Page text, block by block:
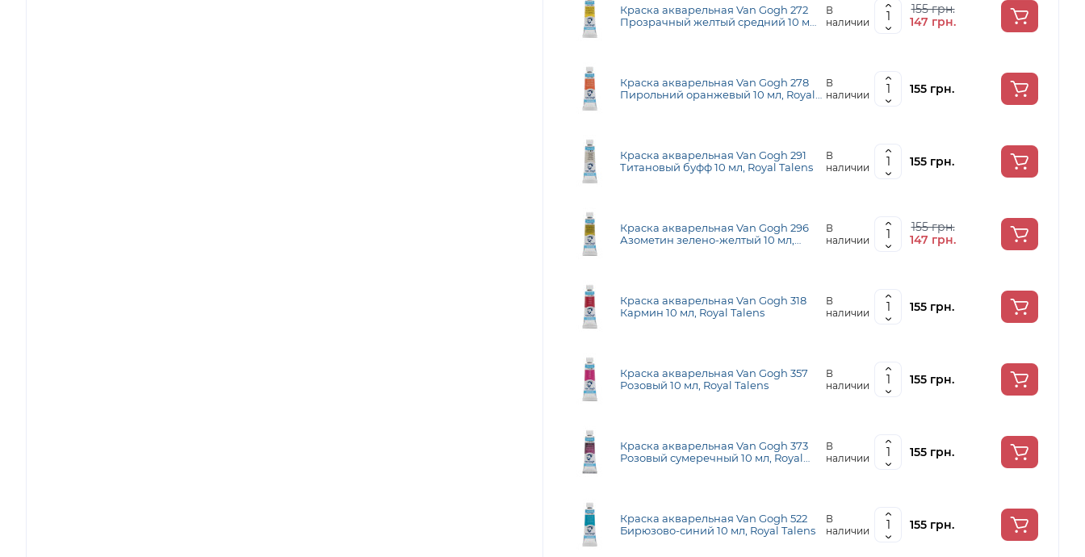
Краска акварельная Van Gogh 272
Прозрачный желтый средний 10 мл,
В
наличии
155 грн.
147 грн.
Краска акварельная Van Gogh 278
Пирольний оранжевый 10 мл, Royal
В
наличии
155 грн.
Краска акварельная Van Gogh 291
Титановый буфф 10 мл, Royal Talens
В
наличии
155 грн.
Краска акварельная Van Gogh 296
Азометин зелено-желтый 10 мл,
В
наличии
155 грн.
147 грн.
Краска акварельная Van Gogh 318
Кармин 10 мл, Royal Talens
В
наличии
155 грн.
Краска акварельная Van Gogh 357
Розовый 10 мл, Royal Talens
В
наличии
155 грн.
Краска акварельная Van Gogh 373
Розовый сумеречный 10 мл, Royal
В
наличии
155 грн.
Краска акварельная Van Gogh 522
Бирюзово-синий 10 мл, Royal Talens
В
наличии
155 грн.